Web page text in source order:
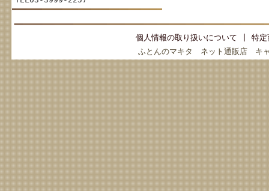
個人情報の取り扱いについて
特定
ふとんのマキタ ネット通販店 キ